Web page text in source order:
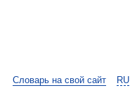
RU
Словарь на свой сайт